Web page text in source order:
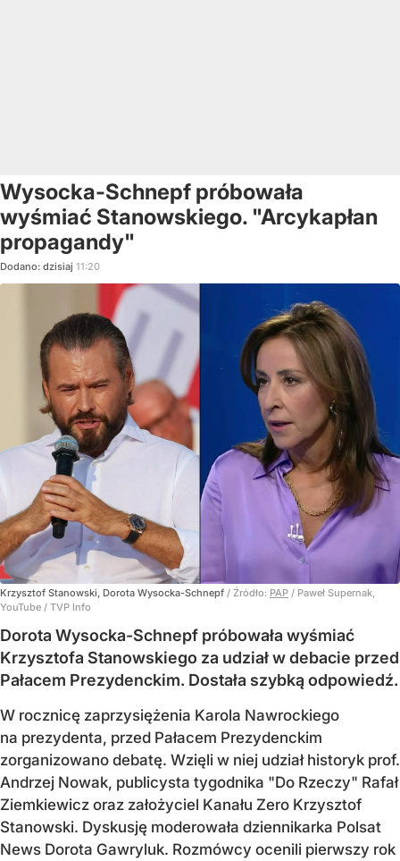
Wysocka-Schnepf próbowała
wyśmiać Stanowskiego. "Arcykapłan
propagandy"
Dodano: dzisiaj 11:20
Krzysztof Stanowski, Dorota Wysocka-Schnepf / Źródło: PAP / Paweł Supernak,
YouTube / TVP Info
Dorota Wysocka-Schnepf próbowała wyśmiać
Krzysztofa Stanowskiego za udział w debacie przed
Pałacem Prezydenckim. Dostała szybką odpowiedź.
W rocznicę zaprzysiężenia Karola Nawrockiego
na prezydenta, przed Pałacem Prezydenckim
zorganizowano debatę. Wzięli w niej udział historyk prof.
Andrzej Nowak, publicysta tygodnika "Do Rzeczy" Rafał
Ziemkiewicz oraz założyciel Kanału Zero Krzysztof
Stanowski. Dyskusję moderowała dziennikarka Polsat
News Dorota Gawryluk. Rozmówcy ocenili pierwszy rok